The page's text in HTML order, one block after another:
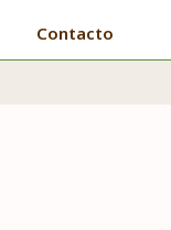
Contacto